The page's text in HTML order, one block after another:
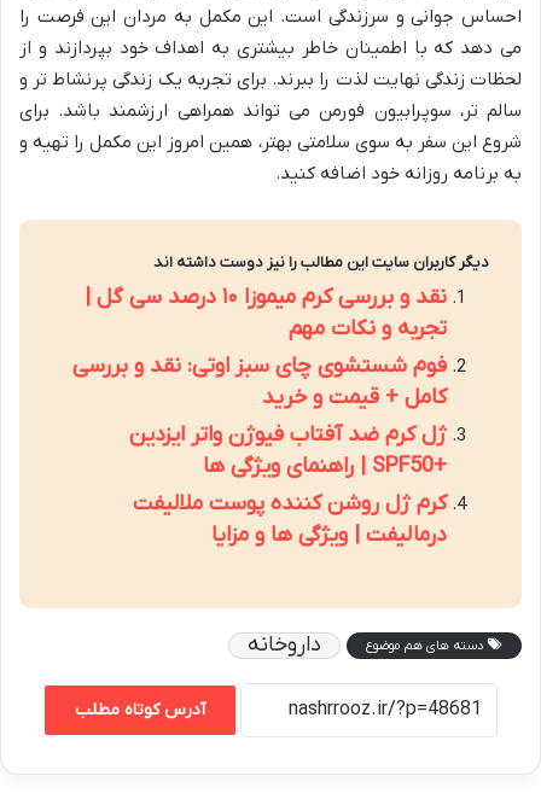
احساس جوانی و سرزندگی است. این مکمل به مردان این فرصت را
می دهد که با اطمینان خاطر بیشتری به اهداف خود بپردازند و از
لحظات زندگی نهایت لذت را ببرند. برای تجربه یک زندگی پرنشاط تر و
سالم تر، سوپرابیون فورمن می تواند همراهی ارزشمند باشد. برای
شروع این سفر به سوی سلامتی بهتر، همین امروز این مکمل را تهیه و
به برنامه روزانه خود اضافه کنید.
دیگر کاربران سایت این مطالب را نیز دوست داشته اند
نقد و بررسی کرم میموزا ۱۰ درصد سی گل |
تجربه و نکات مهم
فوم شستشوی چای سبز اوتی: نقد و بررسی
کامل + قیمت و خرید
ژل کرم ضد آفتاب فیوژن واتر ایزدین
+SPF50 | راهنمای ویژگی ها
کرم ژل روشن کننده پوست ملالیفت
درمالیفت | ویژگی ها و مزایا
دسته های هم موضوع داروخانه
آدرس کوتاه مطلب